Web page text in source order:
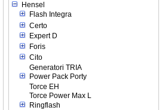
Hensel
Flash Integra
Certo
Expert D
Foris
Cito
Generatori TRIA
Power Pack Porty
Torce EH
Torce Power Max L
Ringflash